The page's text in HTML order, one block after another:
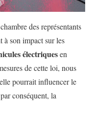
des représentants
à son impact sur les
électriquesen
de cette loi, nous
pourrait influencer le
conséquent, la